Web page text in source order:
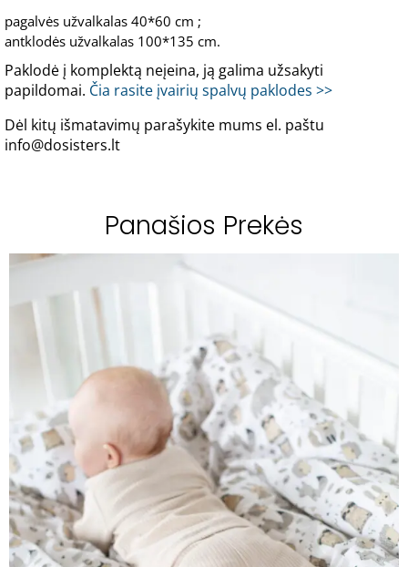
pagalvės užvalkalas 40*60 cm ;
antklodės užvalkalas 100*135 cm.
Paklodė į komplektą neįeina, ją galima užsakyti
papildomai. Čia rasite įvairių spalvų paklodes >>
Dėl kitų išmatavimų parašykite mums el. paštu
info@dosisters.lt
Panašios Prekės